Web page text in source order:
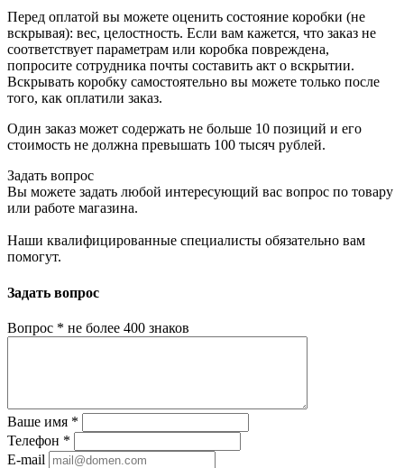
Перед оплатой вы можете оценить состояние коробки (не
вскрывая): вес, целостность. Если вам кажется, что заказ не
соответствует параметрам или коробка повреждена,
попросите сотрудника почты составить акт о вскрытии.
Вскрывать коробку самостоятельно вы можете только после
того, как оплатили заказ.
Один заказ может содержать не больше 10 позиций и его
стоимость не должна превышать 100 тысяч рублей.
Задать вопрос
Вы можете задать любой интересующий вас вопрос по товару
или работе магазина.
Наши квалифицированные специалисты обязательно вам
помогут.
Задать вопрос
Вопрос * не более 400 знаков
Ваше имя *
Телефон *
E-mail